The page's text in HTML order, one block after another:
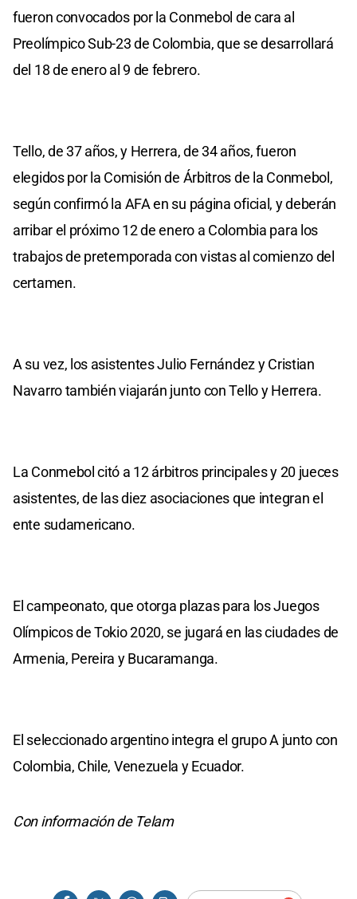
fueron convocados por la Conmebol de cara al
Preolímpico Sub-23 de Colombia, que se desarrollará
del 18 de enero al 9 de febrero.
Tello, de 37 años, y Herrera, de 34 años, fueron
elegidos por la Comisión de Árbitros de la Conmebol,
según confirmó la AFA en su página oficial, y deberán
arribar el próximo 12 de enero a Colombia para los
trabajos de pretemporada con vistas al comienzo del
certamen.
A su vez, los asistentes Julio Fernández y Cristian
Navarro también viajarán junto con Tello y Herrera.
La Conmebol citó a 12 árbitros principales y 20 jueces
asistentes, de las diez asociaciones que integran el
ente sudamericano.
El campeonato, que otorga plazas para los Juegos
Olímpicos de Tokio 2020, se jugará en las ciudades de
Armenia, Pereira y Bucaramanga.
El seleccionado argentino integra el grupo A junto con
Colombia, Chile, Venezuela y Ecuador.
Con información de Telam